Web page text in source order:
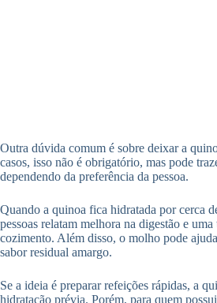
Outra dúvida comum é sobre deixar a
casos, isso não é obrigatório, mas pode
dependendo da preferência da pessoa.
Quando a quinoa fica hidratada por cerca
pessoas relatam melhora na digestão e
cozimento. Além disso, o molho pode
sabor residual amargo.
Se a ideia é preparar refeições rápidas, a
hidratação prévia. Porém, para quem